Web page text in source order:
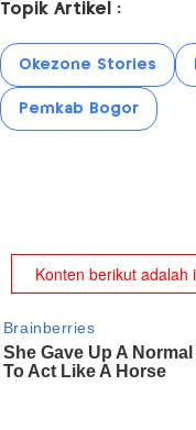
Topik Artikel :
Okezone Stories
Pemkab Bogor